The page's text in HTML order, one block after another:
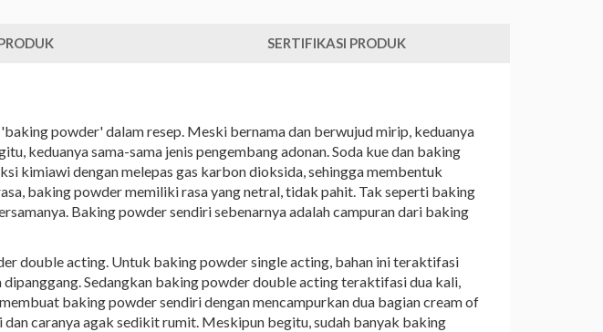
SERTIFIKASI PRODUK
powder' dalam resep. Meski bernama dan berwujud mirip, keduanya
keduanya sama-sama jenis pengembang adonan. Soda kue dan baking
kimiawi dengan melepas gas karbon dioksida, sehingga membentuk
baking powder memiliki rasa yang netral, tidak pahit. Tak seperti baking
Baking powder sendiri sebenarnya adalah campuran dari baking
double acting. Untuk baking powder single acting, bahan ini teraktifasi
Sedangkan baking powder double acting teraktifasi dua kali,
baking powder sendiri dengan mencampurkan dua bagian cream of
caranya agak sedikit rumit. Meskipun begitu, sudah banyak baking